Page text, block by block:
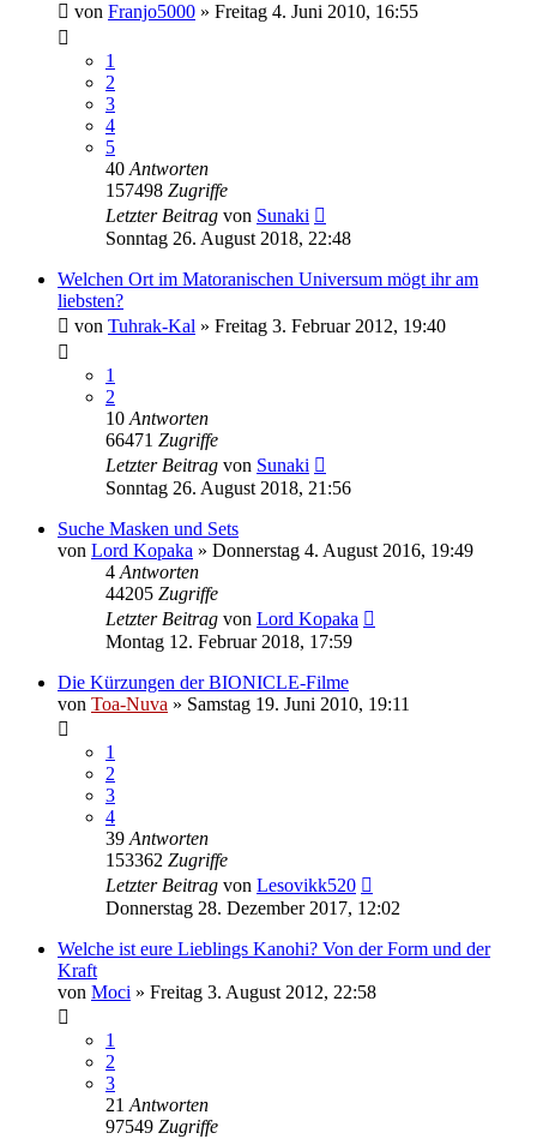
von Franjo5000 » Freitag 4. Juni 2010, 16:55
1
2
3
4
5
40 Antworten
157498 Zugriffe
Letzter Beitrag von Sunaki
Sonntag 26. August 2018, 22:48
Welchen Ort im Matoranischen Universum mögt ihr am
liebsten?
von Tuhrak-Kal » Freitag 3. Februar 2012, 19:40
1
2
10 Antworten
66471 Zugriffe
Letzter Beitrag von Sunaki
Sonntag 26. August 2018, 21:56
Suche Masken und Sets
von Lord Kopaka » Donnerstag 4. August 2016, 19:49
4 Antworten
44205 Zugriffe
Letzter Beitrag von Lord Kopaka
Montag 12. Februar 2018, 17:59
Die Kürzungen der BIONICLE-Filme
von Toa-Nuva » Samstag 19. Juni 2010, 19:11
1
2
3
4
39 Antworten
153362 Zugriffe
Letzter Beitrag von Lesovikk520
Donnerstag 28. Dezember 2017, 12:02
Welche ist eure Lieblings Kanohi? Von der Form und der
Kraft
von Moci » Freitag 3. August 2012, 22:58
1
2
3
21 Antworten
97549 Zugriffe